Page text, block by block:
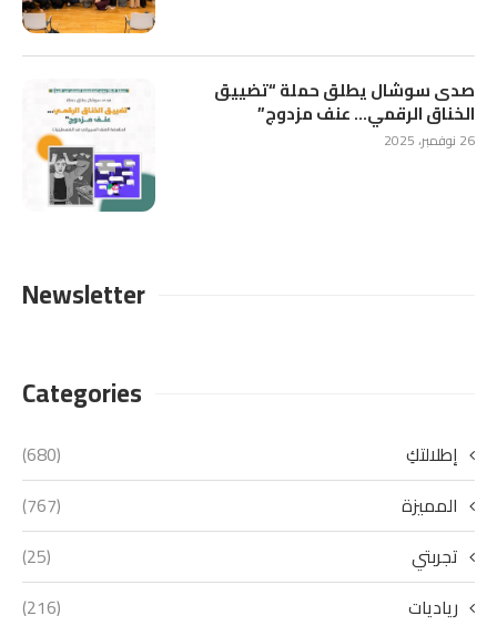
صدى سوشال يطلق حملة “تضييق
الخناق الرقمي… عنف مزدوج”
26 نوفمبر، 2025
Newsletter
Categories
إطلالتكِ
(680)
المميزة
(767)
تجربتي
(25)
رياديات
(216)